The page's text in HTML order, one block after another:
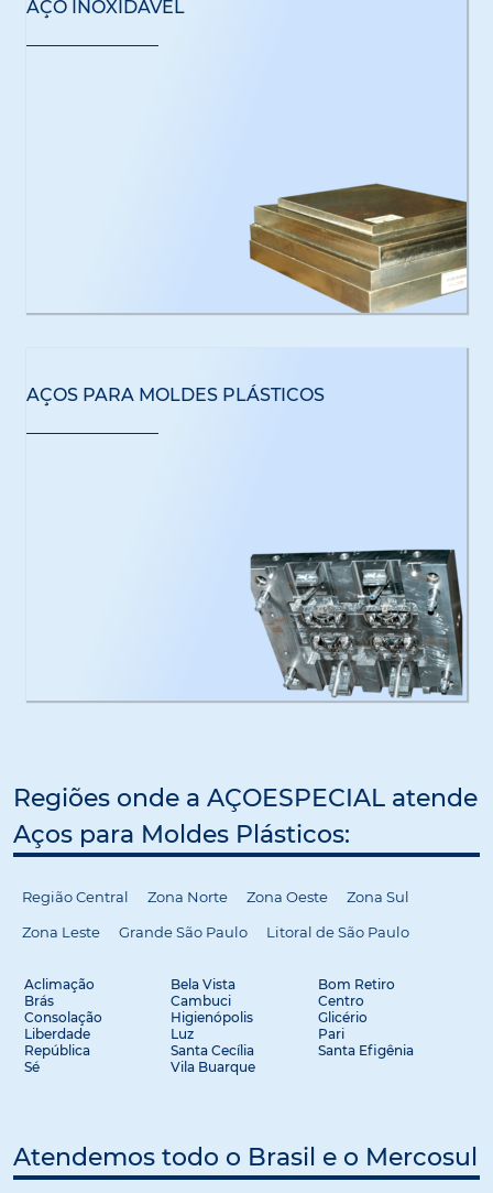
AÇO INOXIDÁVEL
AÇOS PARA MOLDES PLÁSTICOS
Regiões onde a AÇOESPECIAL atende
Aços para Moldes Plásticos:
Região Central Zona Norte Zona Oeste
Zona Sul
Zona Leste
Grande São Paulo Litoral de São Paulo
Aclimação Bela Vista
Bom Retiro
Brás
Cambuci
Centro
Consolação
Higienópolis
Glicério
Liberdade
Luz
Pari
República
Santa Cecília
Santa Efigênia
Sé
Vila Buarque
Atendemos todo o Brasil e o Mercosul